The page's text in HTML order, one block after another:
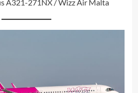
A321-271NX / Wizz Air Malta